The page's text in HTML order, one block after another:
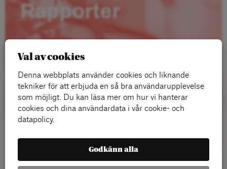
Rapporter
Val av cookies
Denna webbplats använder cookies och liknande
tekniker för att erbjuda en så bra användarupplevelse
som möjligt. Du kan läsa mer om hur vi hanterar
cookies och dina användardata i vår cookie- och
datapolicy.
Godkänn alla